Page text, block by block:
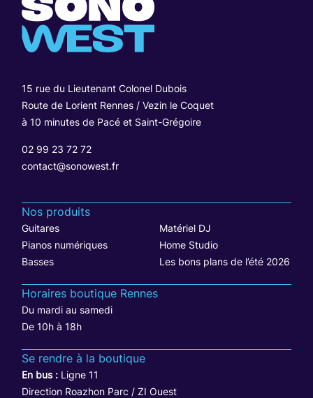
15 rue du Lieutenant Colonel Dubois
Route de Lorient Rennes / Vezin le Coquet
à 10 minutes de Pacé et Saint-Grégoire
02 99 23 72 72
contact@sonowest.fr
Nos produits
Guitares
Matériel DJ
Pianos numériques
Home Studio
Basses
Les bons plans de l’été 2026
Horaires boutique Rennes
Du mardi au samedi
De 10h à 18h
Se rendre à la boutique
En bus : Ligne 11
Direction Roazhon Parc / ZI Ouest